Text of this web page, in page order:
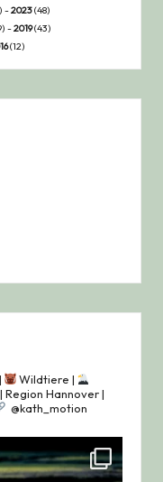
-2023(48)
-2019(43)
(12)
Wildtiere |
Region Hannover |
@kath_motion